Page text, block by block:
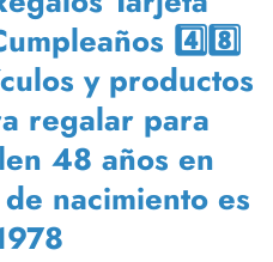
4️⃣8️⃣
y productos
regalar para
48 años en
nacimiento es